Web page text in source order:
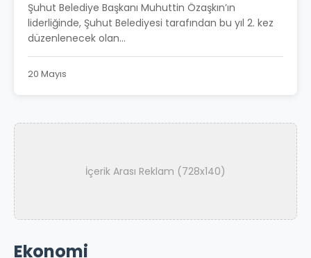
Şuhut Belediye Başkanı Muhuttin Özaşkın’ın
liderliğinde, Şuhut Belediyesi tarafından bu yıl 2. kez
düzenlenecek olan...
20 Mayıs
İçerik Arası Reklam (728x140)
Ekonomi